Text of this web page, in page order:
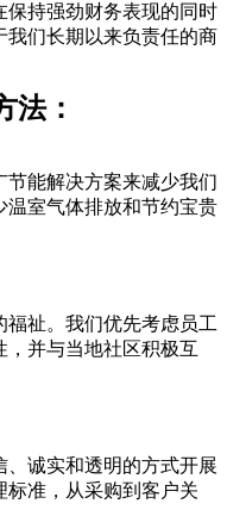
保持强劲财务表现的同时
我们长期以来负责任的商
法：
能解决方案来减少我们
温室气体排放和节约宝贵
祉。我们优先考虑员工
，并与当地社区积极互
诚实和透明的方式开展
标准，从采购到客户关